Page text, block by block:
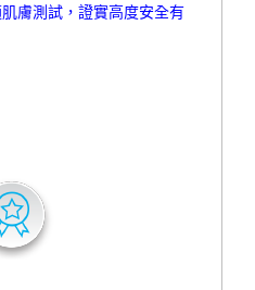
膚測試，證實高度安全有